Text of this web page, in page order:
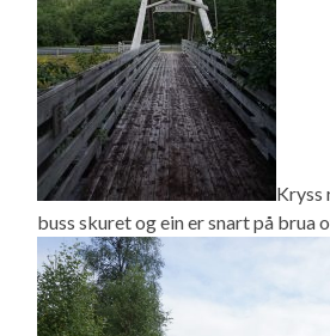
Kryss
buss skuret og ein er snart på brua